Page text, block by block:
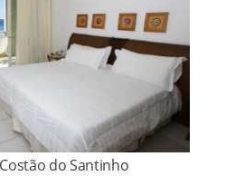
do Santinho